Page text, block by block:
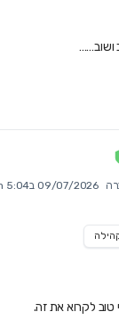
ושוב……
09/07/2026 ב5:04 pm
לקרוא את זה.